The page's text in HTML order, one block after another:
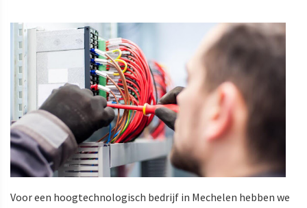
Voor een hoogtechnologisch bedrijf in Mechelen hebben we